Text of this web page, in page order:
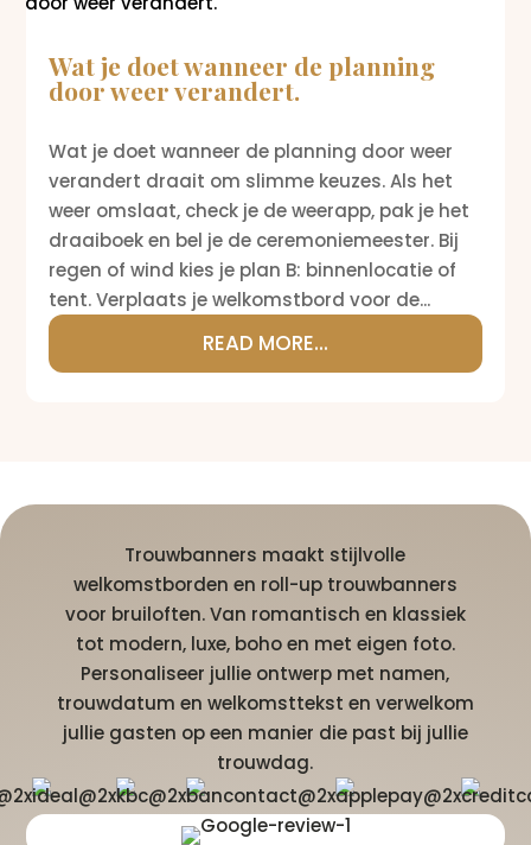
Wat je doet wanneer de planning
door weer verandert.
Wat je doet wanneer de planning door weer
verandert draait om slimme keuzes. Als het
weer omslaat, check je de weerapp, pak je het
draaiboek en bel je de ceremoniemeester. Bij
regen of wind kies je plan B: binnenlocatie of
tent. Verplaats je welkomstbord voor de...
READ MORE...
Trouwbanners maakt stijlvolle
welkomstborden en roll-up trouwbanners
voor bruiloften. Van romantisch en klassiek
tot modern, luxe, boho en met eigen foto.
Personaliseer jullie ontwerp met namen,
trouwdatum en welkomsttekst en verwelkom
jullie gasten op een manier die past bij jullie
trouwdag.